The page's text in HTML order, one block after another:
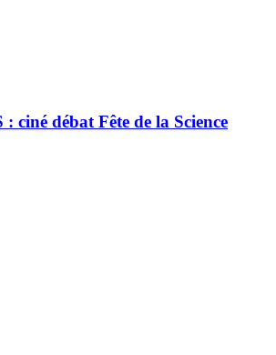
ciné débat Fête de la Science